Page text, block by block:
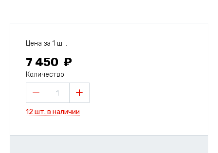
Цена за 1 шт.
7 450
Количество
1
12 шт. в наличии